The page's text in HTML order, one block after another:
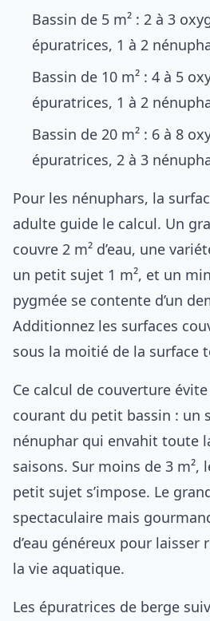
Bassin de 5 m² : 2 à 3
épuratrices, 1 à 2
Bassin de 10 m² : 4 à 5
épuratrices, 1 à 2
Bassin de 20 m² : 6 à 8
épuratrices, 2 à 3
Pour les nénuphars, la
adulte guide le calcul. Un
couvre 2 m² d’eau, une
un petit sujet 1 m², et un
pygmée se contente d’un
Additionnez les surfaces
sous la moitié de la surface
Ce calcul de couverture
courant du petit bassin : un
nénuphar qui envahit toute
saisons. Sur moins de 3
petit sujet s’impose. Le
spectaculaire mais
d’eau généreux pour laisser
la vie aquatique.
Les épuratrices de berge